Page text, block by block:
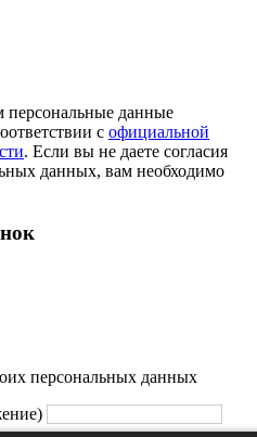
данные
с официальной
. Если вы не даете согласия
данных, вам необходимо
персональных данных